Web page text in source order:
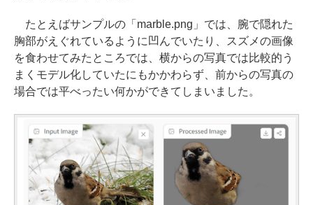
たとえばサンプルの「marble.png」では、腕で隠れた
胸部がえぐれているように凹んでいたり、スズメの画像
を食わせてみたところでは、横からの写真では比較的う
まくモデル化していたにもかかわらず、前からの写真の
場合では平べったい何かができてしまいました。